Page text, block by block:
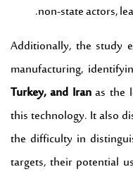
non-state actors,
Additionally, the study
manufacturing,
Turkey, and Iranas the
this technology. It also
the difficulty in
targets, their potential